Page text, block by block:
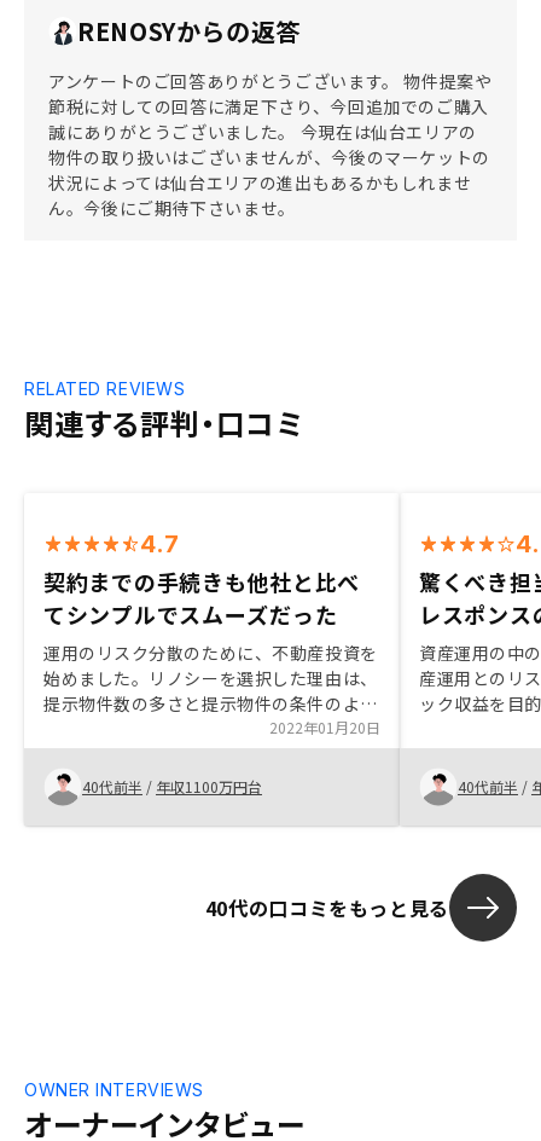
RENOSYからの返答
アンケートのご回答ありがとうございます。 物件提案や
節税に対しての回答に満足下さり、今回追加でのご購入
誠にありがとうございました。 今現在は仙台エリアの
物件の取り扱いはございませんが、今後のマーケットの
状況によっては仙台エリアの進出もあるかもしれませ
ん。今後にご期待下さいませ。
関連する評判・口コミ
RELATED REVIEWS
4.7
契約までの手続きも他社と比べ
てシンプルでスムーズだった
運用のリスク分散のために、不動産投資を
始めました。リノシーを選択した理由は、
提示物件数の多さと提示物件の条件のよ
さ、WEB、リモートでの物件紹介などの
利便性が高かったからです。契約までの手
続きも他社と比べてシンプルでスムーズで
した。可能な限り、書面を減らして手続き
等を簡便化するとよいと思います。
2022年01月20日
40代前半 / 年収1100万円台
驚くべき担
レスポン
資産運用の中
産運用とのリ
ック収益を目
いただいたこ
深まりました
動産投資をす
して下さり、
した。 物件
満たす完璧な
ですが、複数
40代前半 /
40代の口コミをもっと見る
オーナーインタビュー
OWNER INTERVIEWS